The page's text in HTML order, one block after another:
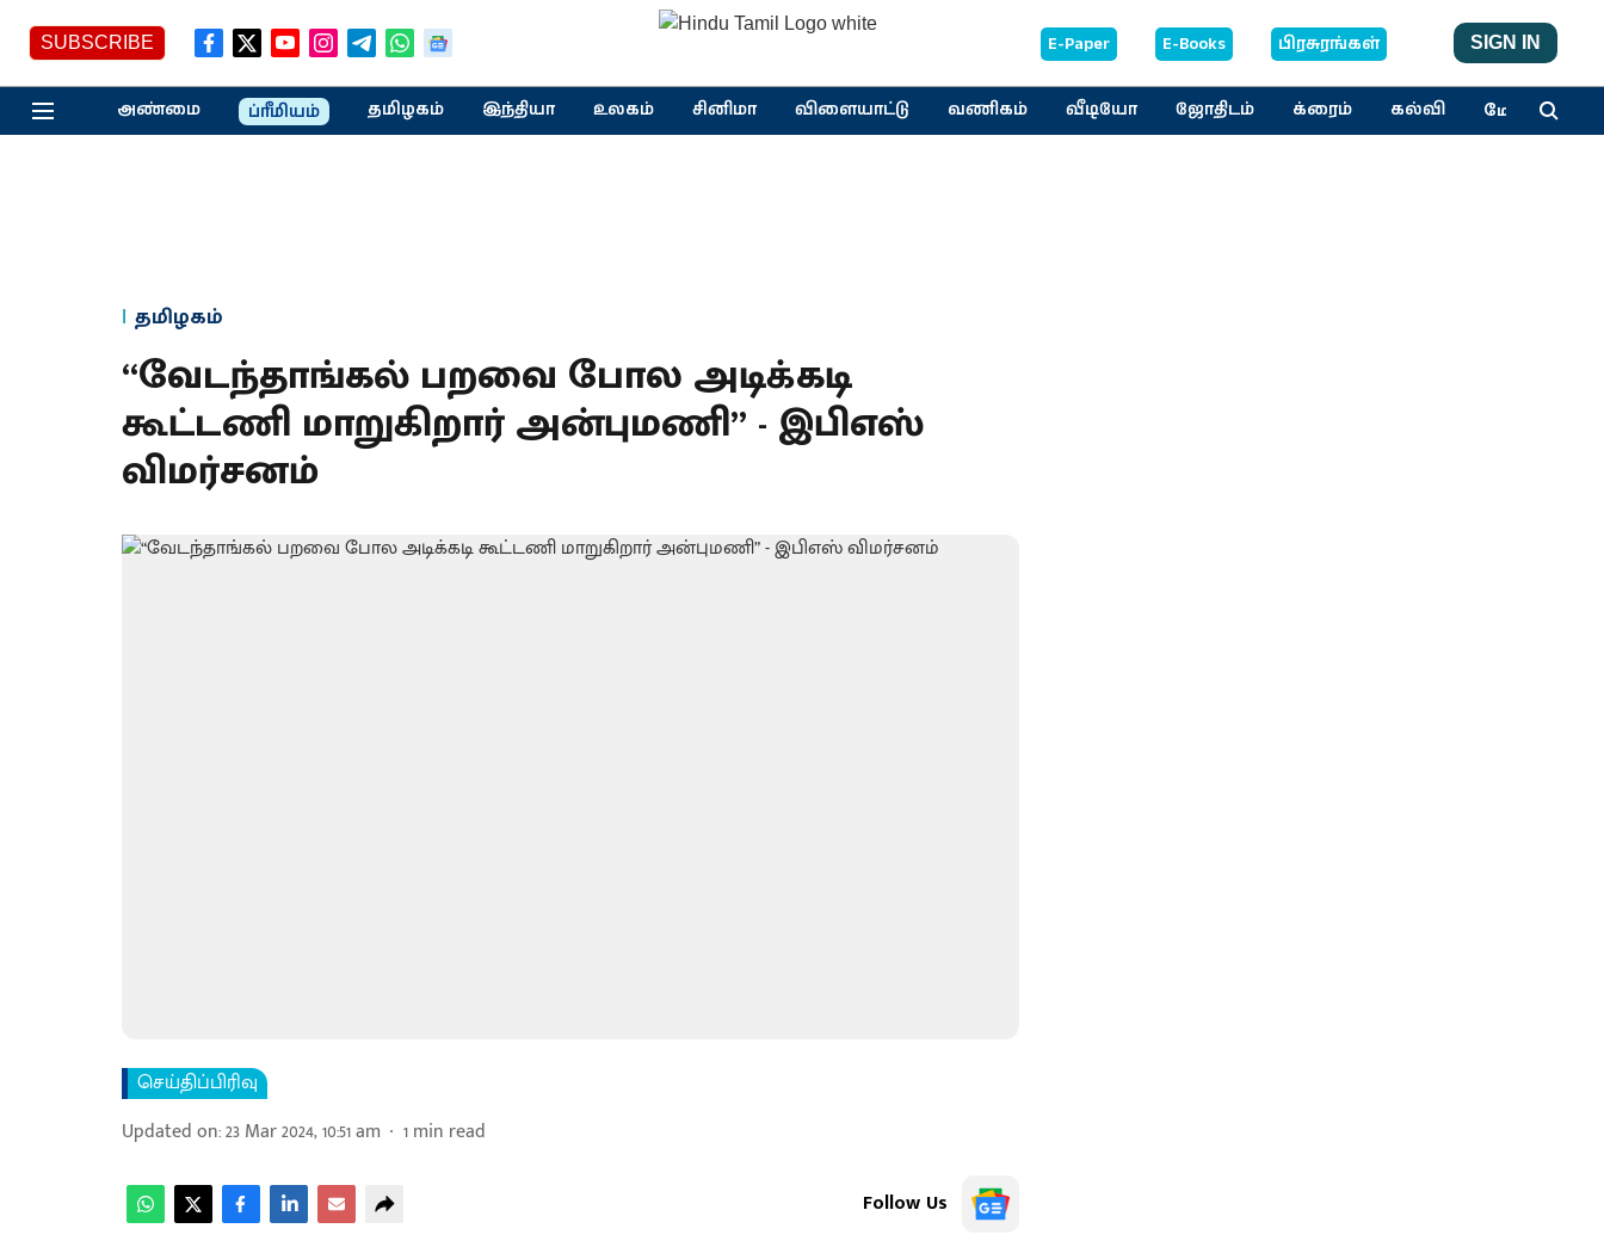
SUBSCRIBE E-Paper E-Books பிரசுரங்கள் SIGN IN
அண்மை ப்ரீமியம் தமிழகம் இந்தியா உலகம் சினிமா விளையாட்டு வணிகம் வீடியோ ஜோதிடம் க்ரைம் கல்வி மேலும்
தமிழகம்
“வேடந்தாங்கல் பறவை போல அடிக்கடி
கூட்டணி மாறுகிறார் அன்புமணி” - இபிஎஸ்
விமர்சனம்
செய்திப்பிரிவு
Updated on:23 Mar 2024, 10:51 am 1min read
Follow Us